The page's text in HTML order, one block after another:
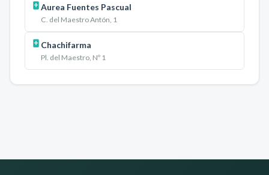
Aurea Fuentes Pascual
C. del Maestro Antón, 1
Chachifarma
Pl. del Maestro, Nº 1